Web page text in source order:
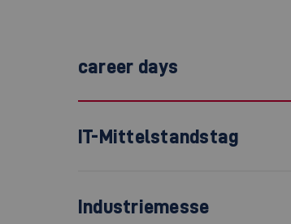
career days
IT-Mittelstandstag
Industriemesse